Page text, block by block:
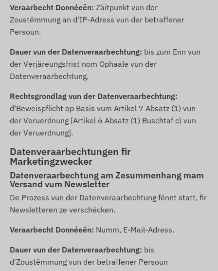
Veraarbecht Donnéeën: Zäitpunkt vun der
Zoustëmmung an d'IP-Adress vun der betraffener
Persoun.
Dauer vun der Datenveraarbechtung: bis zum Enn vun
der Verjäreungsfrist nom Ophaale vun der
Datenveraarbechtung.
Rechtsgrondlag vun der Datenveraarbechtung:
d'Beweispflicht op Basis vum Artikel 7 Absatz (1) vun
der Veruerdnung [Artikel 6 Absatz (1) Buschtaf c) vun
der Veruerdnung].
Datenveraarbechtungen fir
Marketingzwecker
Datenveraarbechtung am Zesummenhang mam
Versand vum Newsletter
De Prozess vun der Datenveraarbechtung fënnt statt, fir
Newsletteren ze verschécken.
Veraarbecht Donnéeën: Numm, E-Mail-Adress.
Dauer vun der Datenveraarbechtung: bis
d'Zoustëmmung vun der betraffener Persoun